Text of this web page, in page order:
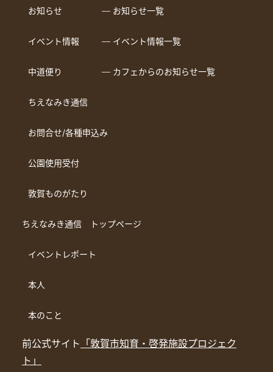
お知らせ ― お知らせ一覧
イベント情報 ― イベント情報一覧
中道便り ― カフェからのお知らせ一覧
ちえなみき通信
お問合せ/各種申込み
公園使用受付
敦賀ものがたり
ちえなみき通信 トップページ
イベントレポート
本人
本のこと
前公式サイト 「敦賀市知育・啓発施設プロジェク
ト」